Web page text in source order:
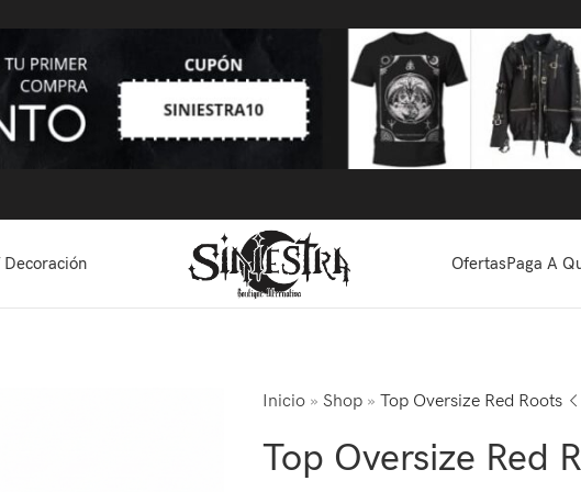
OfertasPaga A
Inicio » Shop » Top Oversize Red Roots
Top Oversize Red